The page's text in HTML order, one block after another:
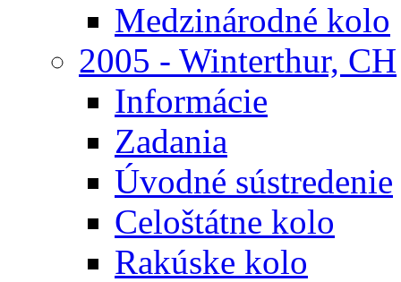
Medzinárodné kolo
2005 - Winterthur, CH
Informácie
Zadania
Úvodné sústredenie
Celoštátne kolo
Rakúske kolo